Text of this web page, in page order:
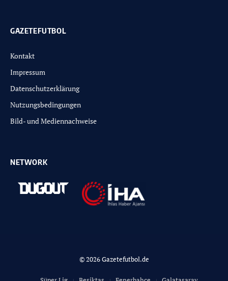
GAZETEFUTBOL
Kontakt
Impressum
Datenschutzerklärung
Nutzungsbedingungen
Bild- und Mediennachweise
NETWORK
© 2026 Gazetefutbol.de